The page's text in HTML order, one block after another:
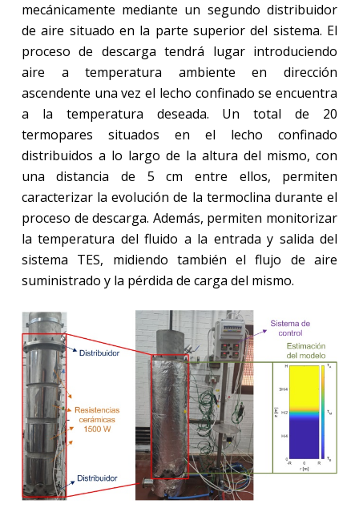
mecánicamente mediante un segundo distribuidor
de aire situado en la parte superior del sistema. El
proceso de descarga tendrá lugar introduciendo
aire a temperatura ambiente en dirección
ascendente una vez el lecho confinado se encuentra
a la temperatura deseada. Un total de 20
termopares situados en el lecho confinado
distribuidos a lo largo de la altura del mismo, con
una distancia de 5 cm entre ellos, permiten
caracterizar la evolución de la termoclina durante el
proceso de descarga. Además, permiten monitorizar
la temperatura del fluido a la entrada y salida del
sistema TES, midiendo también el flujo de aire
suministrado y la pérdida de carga del mismo.